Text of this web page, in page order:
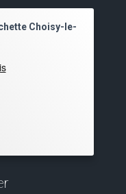
Choisy-le-